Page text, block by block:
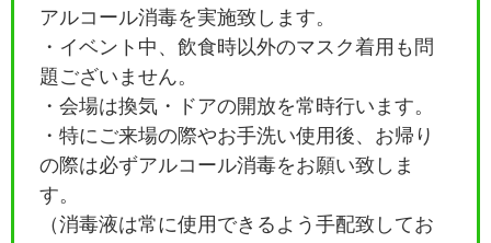
アルコール消毒を実施致します。
・イベント中、飲食時以外のマスク着用も問
題ございません。
・会場は換気・ドアの開放を常時行います。
・特にご来場の際やお手洗い使用後、お帰り
の際は必ずアルコール消毒をお願い致しま
す。
（消毒液は常に使用できるよう手配致してお